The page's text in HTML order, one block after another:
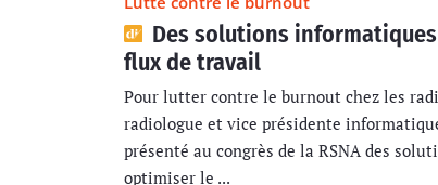
Des solutions
flux de travail
Pour lutter contre le burnout chez les
radiologue et vice présidente
présenté au congrès de la RSNA des
optimiser le ...